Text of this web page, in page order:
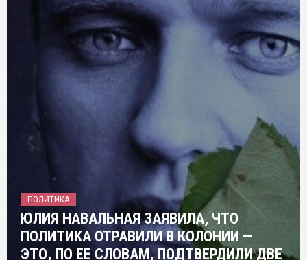
ПОЛИТИКА
ЮЛИЯ НАВАЛЬНАЯ ЗАЯВИЛА, ЧТО
ПОЛИТИКА ОТРАВИЛИ В КОЛОНИИ —
ЭТО, ПО ЕЕ СЛОВАМ, ПОДТВЕРДИЛИ ДВЕ